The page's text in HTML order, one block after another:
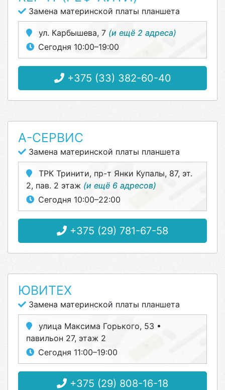
Замена материнской платы планшета
ул. Карбышева, 7 (и ещё 2 адреса)
Сегодня 10:00–19:00
+375 (33) 382-60-40
А-СЕРВИС
Замена материнской платы планшета
ТРК Тринити, пр-т Янки Купалы, 87, эт.
2, пав. 2 этаж (и ещё 6 адресов)
Сегодня 10:00–22:00
+375 (29) 781-67-58
ЮВИТЕХ
Замена материнской платы планшета
улица Максима Горького, 53 •
павильон 27, этаж 2
Сегодня 11:00–19:00
+375 (29) 808-16-18